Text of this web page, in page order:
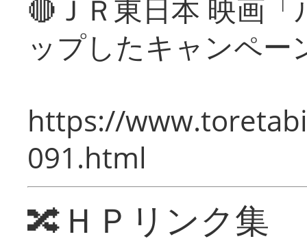
🔴ＪＲ東日本 映画
ップしたキャンペー
https://
091.html
🔀ＨＰリンク集